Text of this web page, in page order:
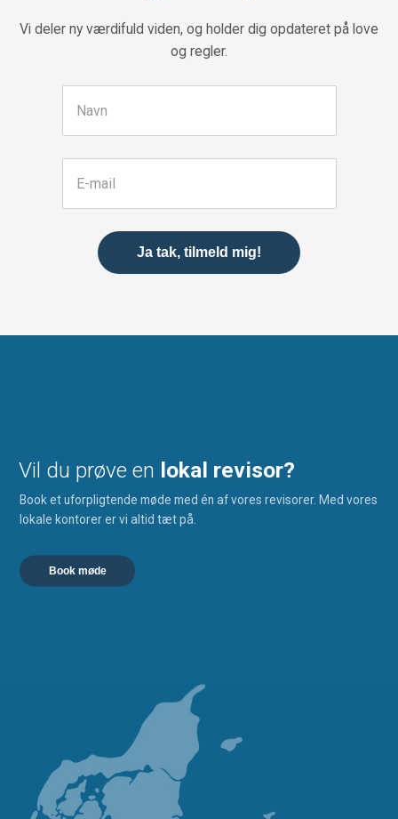
Vi deler ny værdifuld viden, og holder dig opdateret på love
og regler.
Vil du prøve en lokal revisor?
Book et uforpligtende møde med én af vores revisorer. Med vores
lokale kontorer er vi altid tæt på.
Book møde